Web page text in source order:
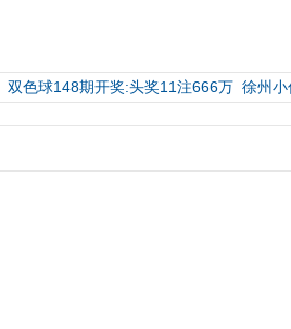
双色球148期开奖:头奖11注666万 徐州